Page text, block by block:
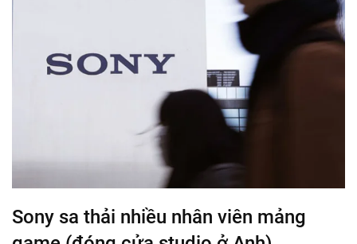
Sony sa thải nhiều nhân viên mảng